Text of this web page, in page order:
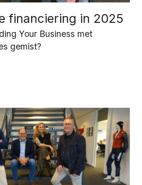
financiering in 2025
Your Business met
gemist?